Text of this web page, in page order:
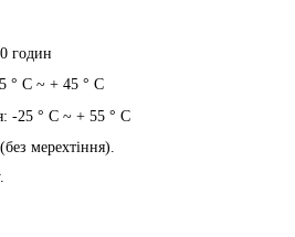
годин
° C ~ + 45 ° C
-25 ° C ~ + 55 ° C
мерехтіння).